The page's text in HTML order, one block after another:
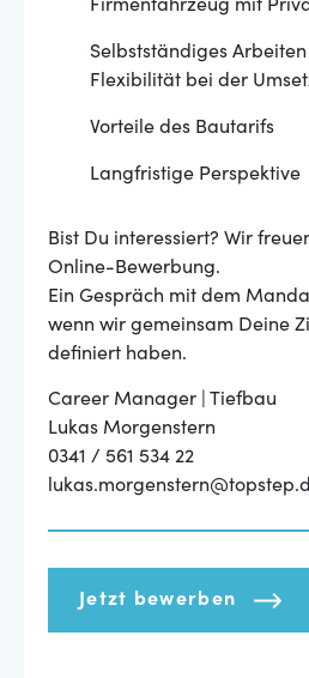
Firmenfahrzeug mit
Selbstständiges
Flexibilität bei der
Vorteile des Bautarifs
Langfristige Perspektive
Bist Du interessiert? Wir
Online-Bewerbung.
Ein Gespräch mit dem
wenn wir gemeinsam Deine
definiert haben.
Career Manager | Tiefbau
Lukas Morgenstern
0341 / 561 534 22
Jetzt bewerben